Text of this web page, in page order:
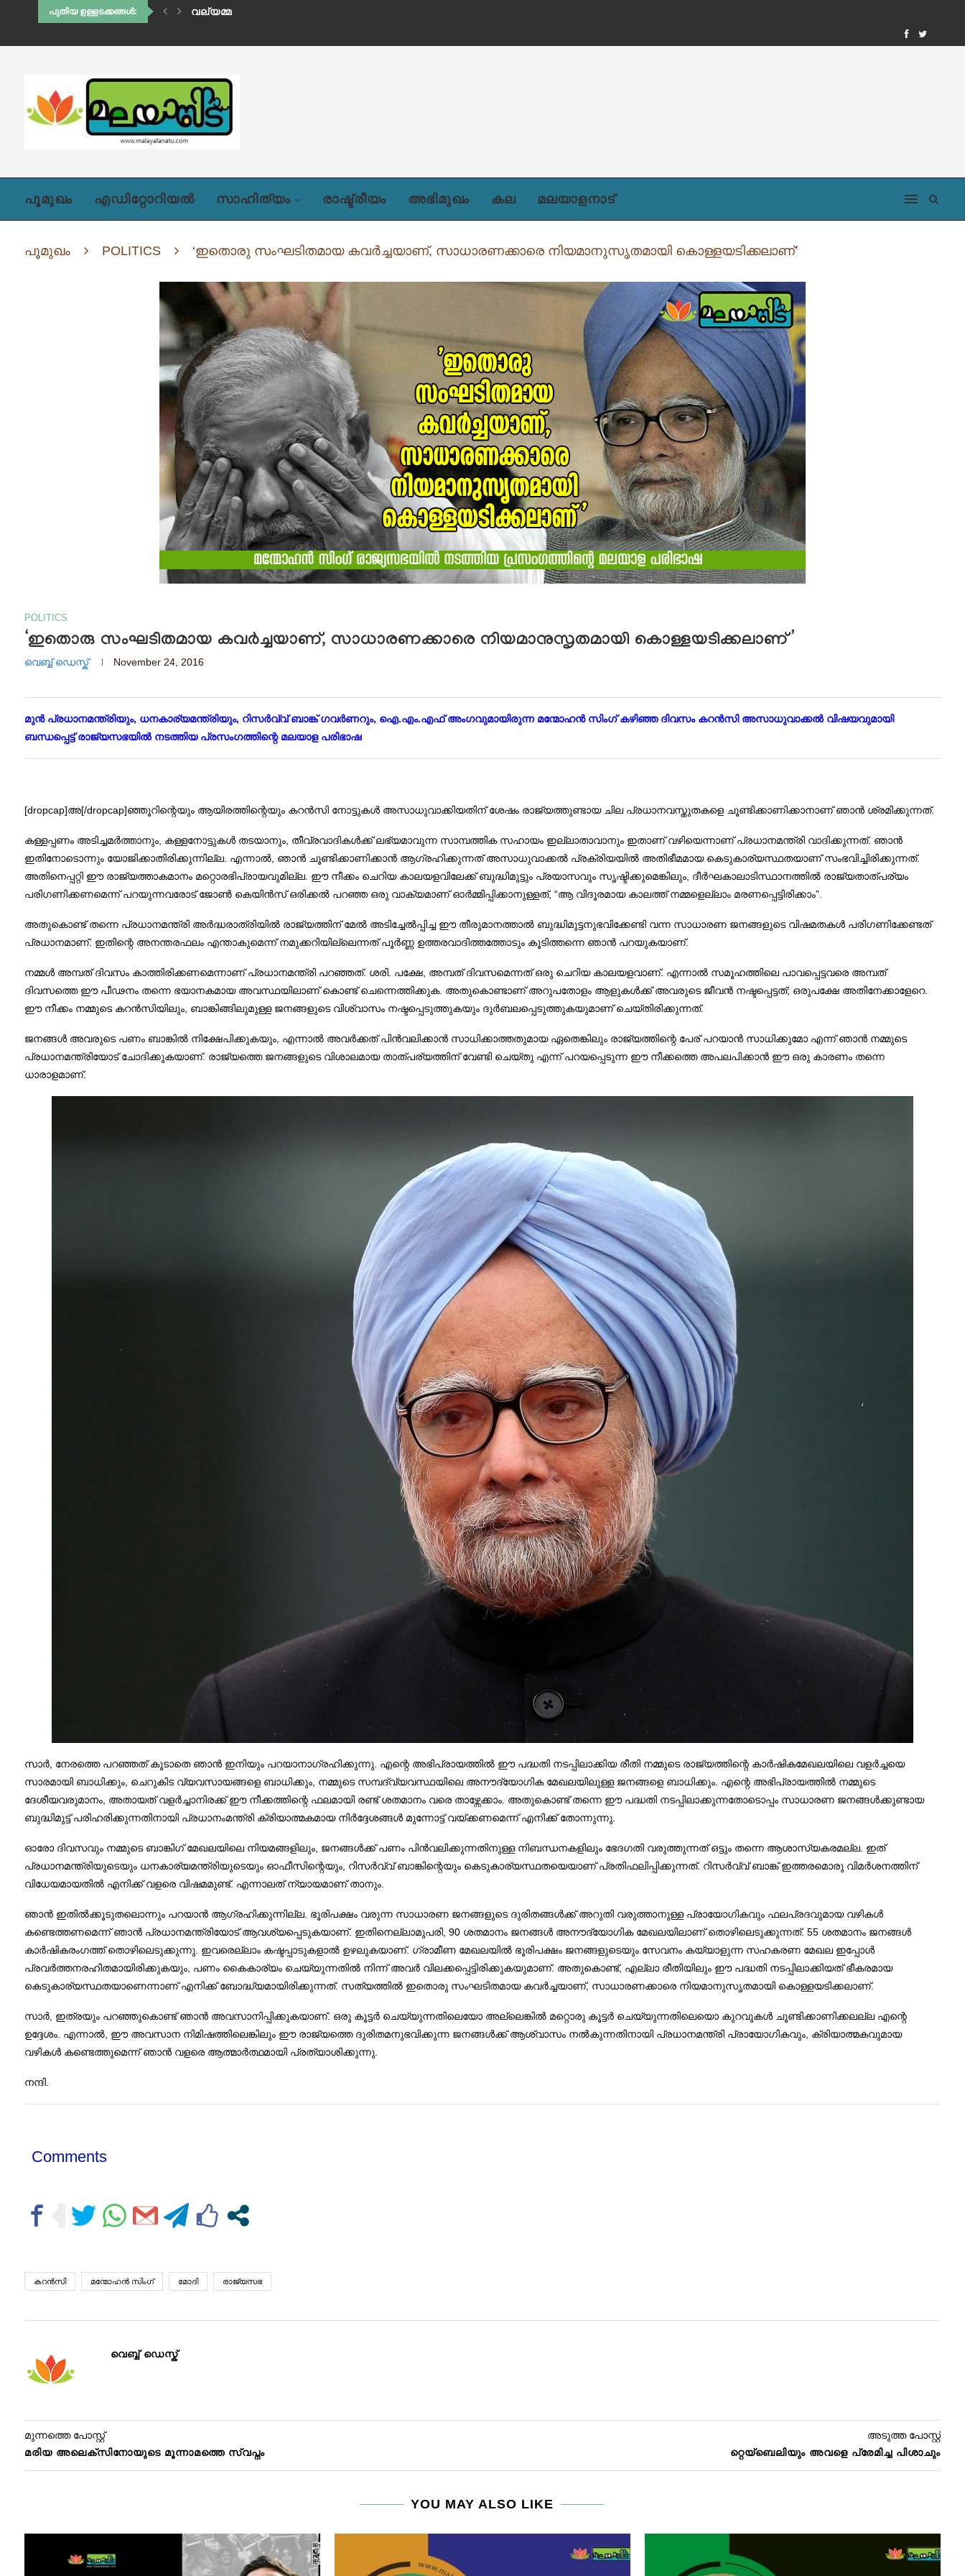
പുതിയ ഉള്ളടക്കങ്ങൾ: THE LONE WOLF
പൂമുഖം എഡിറ്റോറിയൽ സാഹിത്യം രാഷ്ട്രീയം അഭിമുഖം കല മലയാളനാട്
പൂമുഖം POLITICS ‘ഇതൊരു സംഘടിതമായ കവര്‍ച്ചയാണ്, സാധാരണക്കാരെ നിയമാനുസൃതമായി കൊള്ളയടിക്കലാണ്’
POLITICS
‘ഇതൊരു സംഘടിതമായ കവര്‍ച്ചയാണ്, സാധാരണക്കാരെ നിയമാനുസൃതമായി കൊള്ളയടിക്കലാണ്’
വെബ്ബ് ഡെസ്ക് November 24, 2016
മുന്‍ പ്രധാനമന്ത്രിയും, ധനകാര്യമന്ത്രിയും, റിസര്‍വ്വ് ബാങ്ക് ഗവര്‍ണറും, ഐ.എം.എഫ് അംഗവുമായിരുന്ന മന്മോഹന്‍ സിംഗ് കഴിഞ്ഞ ദിവസം കറന്‍സി അസാധുവാക്കല്‍ വിഷയവുമായി
ബന്ധപ്പെട്ട് രാജ്യസഭയില്‍ നടത്തിയ പ്രസംഗത്തിന്റെ മലയാള പരിഭാഷ
[dropcap]അ[/dropcap]ഞ്ഞൂറിന്റെയും ആയിരത്തിന്റെയും കറന്‍സി നോട്ടുകള്‍ അസാധുവാക്കിയതിന് ശേഷം രാജ്യത്തുണ്ടായ ചില പ്രധാനവസ്തുതകളെ ചൂണ്ടിക്കാണിക്കാനാണ് ഞാന്‍ ശ്രമിക്കുന്നത്.
കള്ളപ്പണം അടിച്ചമര്‍ത്താനും, കള്ളനോട്ടുകള്‍ തടയാനും, തീവ്രവാദികള്‍ക്ക് ലഭ്യമാവുന്ന സാമ്പത്തിക സഹായം ഇല്ലാതാവാനും ഇതാണ് വഴിയെന്നാണ് പ്രധാനമന്ത്രി വാദിക്കുന്നത്. ഞാന്‍
ഇതിനോടൊന്നും യോജിക്കാതിരിക്കുന്നില്ല. എന്നാല്‍, ഞാന്‍ ചൂണ്ടിക്കാണിക്കാന്‍ ആഗ്രഹിക്കുന്നത് അസാധുവാക്കല്‍ പ്രക്രിയയില്‍ അതിഭീമമായ കെടുകാര്യസ്ഥതയാണ് സംഭവിച്ചിരിക്കുന്നത്.
അതിനെപ്പറ്റി ഈ രാജ്യത്താകമാനം മറ്റൊരഭിപ്രായവുമില്ല. ഈ നീക്കം ചെറിയ കാലയളവിലേക്ക് ബുദ്ധിമുട്ടും പ്രയാസവും സൃഷ്ടിക്കുമെങ്കിലും, ദീര്‍ഘകാലാടിസ്ഥാനത്തില്‍ രാജ്യതാത്പര്യം
പരിഗണിക്കണമെന്ന് പറയുന്നവരോട് ജോണ്‍ കെയിന്‍സ് ഒരിക്കല്‍ പറഞ്ഞ ഒരു വാക്യമാണ് ഓര്‍മ്മിപ്പിക്കാനുള്ളത്, “ആ വിദൂരമായ കാലത്ത് നമ്മളെല്ലാം മരണപ്പെട്ടിരിക്കാം”.
അതുകൊണ്ട് തന്നെ പ്രധാനമന്ത്രി അര്‍ദ്ധരാത്രിയില്‍ രാജ്യത്തിന് മേല്‍ അടിച്ചേല്‍പ്പിച്ച ഈ തീരുമാനത്താല്‍ ബുദ്ധിമുട്ടനുഭവിക്കേണ്ടി വന്ന സാധാരണ ജനങ്ങളുടെ വിഷമതകള്‍ പരിഗണിക്കേണ്ടത്
പ്രധാനമാണ്. ഇതിന്റെ അനന്തരഫലം എന്താകുമെന്ന് നമുക്കറിയില്ലെന്നത് പൂര്‍ണ്ണ ഉത്തരവാദിത്തത്തോടും കൂടിത്തന്നെ ഞാന്‍ പറയുകയാണ്.
നമ്മള്‍ അമ്പത് ദിവസം കാത്തിരിക്കണമെന്നാണ് പ്രധാനമന്ത്രി പറഞ്ഞത്. ശരി. പക്ഷേ, അമ്പത് ദിവസമെന്നത് ഒരു ചെറിയ കാലയളവാണ്. എന്നാല്‍ സമൂഹത്തിലെ പാവപ്പെട്ടവരെ അമ്പത്
ദിവസത്തെ ഈ പീഢനം തന്നെ ഭയാനകമായ അവസ്ഥയിലാണ് കൊണ്ട് ചെന്നെത്തിക്കുക. അതുകൊണ്ടാണ് അറുപതോളം ആളുകള്‍ക്ക് അവരുടെ ജീവന്‍ നഷ്ടപ്പെട്ടത്; ഒരുപക്ഷേ അതിനേക്കാളേറെ.
ഈ നീക്കം നമ്മുടെ കറന്‍സിയിലും, ബാങ്കിങ്ങിലുമുള്ള ജനങ്ങളുടെ വിശ്വാസം നഷ്ടപ്പെടുത്തുകയും ദുര്‍ബലപ്പെടുത്തുകയുമാണ് ചെയ്തിരിക്കുന്നത്.
ജനങ്ങള്‍ അവരുടെ പണം ബാങ്കില്‍ നിക്ഷേപിക്കുകയും, എന്നാല്‍ അവര്‍ക്കത് പിന്‍വലിക്കാന്‍ സാധിക്കാത്തതുമായ ഏതെങ്കിലും രാജ്യത്തിന്റെ പേര് പറയാന്‍ സാധിക്കുമോ എന്ന് ഞാന്‍ നമ്മുടെ
പ്രധാനമന്ത്രിയോട് ചോദിക്കുകയാണ്. രാജ്യത്തെ ജനങ്ങളുടെ വിശാലമായ താത്പര്യത്തിന് വേണ്ടി ചെയ്തു എന്ന് പറയപ്പെടുന്ന ഈ നീക്കത്തെ അപലപിക്കാന്‍ ഈ ഒരു കാരണം തന്നെ
ധാരാളമാണ്.
സാര്‍, നേരത്തെ പറഞ്ഞത് കൂടാതെ ഞാന്‍ ഇനിയും പറയാനാഗ്രഹിക്കുന്നു. എന്റെ അഭിപ്രായത്തില്‍ ഈ പദ്ധതി നടപ്പിലാക്കിയ രീതി നമ്മുടെ രാജ്യത്തിന്റെ കാര്‍ഷികമേഖലയിലെ വളര്‍ച്ചയെ
സാരമായി ബാധിക്കും, ചെറുകിട വ്യവസായങ്ങളെ ബാധിക്കും, നമ്മുടെ സമ്പദ്വ്യവസ്ഥയിലെ അനൗദ്യോഗിക മേഖലയിലുള്ള ജനങ്ങളെ ബാധിക്കും. എന്റെ അഭിപ്രായത്തില്‍ നമ്മുടെ
ദേശീയവരുമാനം, അതായത് വളര്‍ച്ചാനിരക്ക് ഈ നീക്കത്തിന്റെ ഫലമായി രണ്ട് ശതമാനം വരെ താഴ്ന്നേക്കാം. അതുകൊണ്ട് തന്നെ ഈ പദ്ധതി നടപ്പിലാക്കുന്നതോടൊപ്പം സാധാരണ ജനങ്ങള്‍ക്കുണ്ടായ
ബുദ്ധിമുട്ട് പരിഹരിക്കുന്നതിനായി പ്രധാനംമന്ത്രി ക്രിയാത്മകമായ നിര്‍ദ്ദേശങ്ങള്‍ മുന്നോട്ട് വയ്ക്കണമെന്ന് എനിക്ക് തോന്നുന്നു.
ഓരോ ദിവസവും നമ്മുടെ ബാങ്കിഗ് മേഖലയിലെ നിയമങ്ങളിലും, ജനങ്ങള്‍ക്ക് പണം പിന്‍വലിക്കുന്നതിനുള്ള നിബന്ധനകളിലും ഭേദഗതി വരുത്തുന്നത് ഒട്ടും തന്നെ ആശാസ്യകരമല്ല. ഇത്
പ്രധാനമന്ത്രിയുടെയും ധനകാര്യമന്ത്രിയുടെയും ഓഫീസിന്റെയും, റിസര്‍വ്വ് ബാങ്കിന്റെയും കെടുകാര്യസ്ഥതയെയാണ് പ്രതിഫലിപ്പിക്കുന്നത്. റിസര്‍വ്വ് ബാങ്ക് ഇത്തരമൊരു വിമര്‍ശനത്തിന്
വിധേയമായതില്‍ എനിക്ക് വളരെ വിഷമമുണ്ട്. എന്നാലത് ന്യായമാണ് താനും.
ഞാന്‍ ഇതില്‍ക്കൂടുതലൊന്നും പറയാന്‍ ആഗ്രഹിക്കുന്നില്ല. ഭൂരിപക്ഷം വരുന്ന സാധാരണ ജനങ്ങളുടെ ദുരിതങ്ങള്‍ക്ക് അറുതി വരുത്താനുള്ള പ്രായോഗികവും ഫലപ്രദവുമായ വഴികള്‍
കണ്ടെത്തണമെന്ന് ഞാന്‍ പ്രധാനമന്ത്രിയോട് ആവശ്യപ്പെടുകയാണ്. ഇതിനെല്ലാമുപരി, 90 ശതമാനം ജനങ്ങള്‍ അനൗദ്യോഗിക മേഖലയിലാണ് തൊഴിലെടുക്കുന്നത്. 55 ശതമാനം ജനങ്ങള്‍
കാര്‍ഷികരംഗത്ത് തൊഴിലെടുക്കുന്നു. ഇവരെല്ലാം കഷ്ടപ്പാടുകളാല്‍ ഉഴലുകയാണ്. ഗ്രാമീണ മേഖലയില്‍ ഭൂരിപക്ഷം ജനങ്ങളുടെയും സേവനം കയ്യാളുന്ന സഹകരണ മേഖല ഇപ്പോള്‍
പ്രവര്‍ത്തനരഹിതമായിരിക്കുകയും, പണം കൈകാര്യം ചെയ്യുന്നതില്‍ നിന്ന് അവര്‍ വിലക്കപ്പെട്ടിരിക്കുകയുമാണ്. അതുകൊണ്ട്, എല്ലാ രീതിയിലും ഈ പദ്ധതി നടപ്പിലാക്കിയത് ഭീകരമായ
കെടുകാര്യസ്ഥതയാണെന്നാണ് എനിക്ക് ബോദ്ധ്യമായിരിക്കുന്നത്. സത്യത്തില്‍ ഇതൊരു സംഘടിതമായ കവര്‍ച്ചയാണ്, സാധാരണക്കാരെ നിയമാനുസൃതമായി കൊള്ളയടിക്കലാണ്.
സാര്‍, ഇത്രയും പറഞ്ഞുകൊണ്ട് ഞാന്‍ അവസാനിപ്പിക്കുകയാണ്. ഒരു കൂട്ടര്‍ ചെയ്യുന്നതിലെയോ അല്ലെങ്കില്‍ മറ്റൊരു കൂട്ടര്‍ ചെയ്യുന്നതിലെയൊ കുറവുകള്‍ ചൂണ്ടിക്കാണിക്കലല്ല എന്റെ
ഉദ്ദേശം. എന്നാല്‍, ഈ അവസാന നിമിഷത്തിലെങ്കിലും ഈ രാജ്യത്തെ ദുരിതമനുഭവിക്കുന്ന ജനങ്ങള്‍ക്ക് ആശ്വാസം നല്‍കുന്നതിനായി പ്രധാനമന്ത്രി പ്രായോഗികവും, ക്രിയാത്മകവുമായ
വഴികള്‍ കണ്ടെത്തുമെന്ന് ഞാന്‍ വളരെ ആത്മാര്‍ത്ഥമായി പ്രത്യാശിക്കുന്നു.
നന്ദി.
Comments
കറന്‍സി മന്മോഹന്‍ സിംഗ് മോദി രാജ്യസഭ
വെബ്ബ് ഡെസ്ക്
മുന്നത്തെ പോസ്റ്റ്
മരിയ അലെക്സിനോയുടെ മൂന്നാമത്തെ സ്വപ്നം
അടുത്ത പോസ്റ്റ്
റ്റെയ്ബെലിയും അവളെ പ്രേമിച്ച പിശാചും
YOU MAY ALSO LIKE